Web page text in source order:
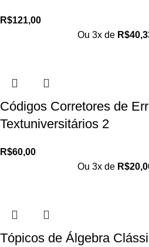
R$121,00
Ou 3x de R$
Códigos Corretores de
Textuniversitários 2
R$60,00
Ou 3x de R$
Tópicos de Álgebra